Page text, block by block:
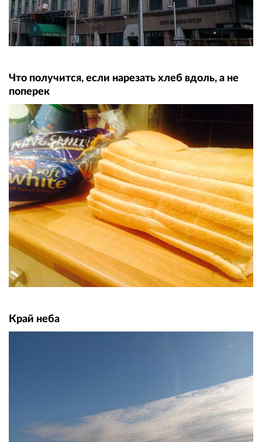
Что получится, если нарезать хлеб вдоль, а не
поперек
Край неба